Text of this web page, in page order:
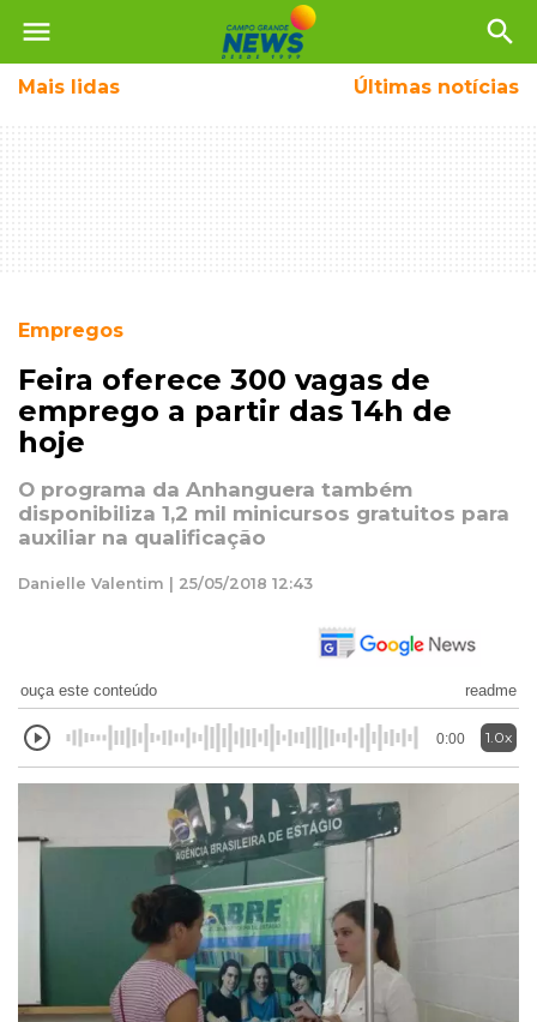
menu search
Mais lidas Últimas notícias
Empregos
Feira oferece 300 vagas de
emprego a partir das 14h de
hoje
O programa da Anhanguera também
disponibiliza 1,2 mil minicursos gratuitos para
auxiliar na qualificação
Danielle Valentim | 25/05/2018 12:43
ouça este conteúdo readme
0:00 1.0x